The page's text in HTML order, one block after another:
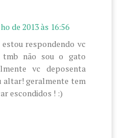
de 2013 às 16:56
respondendo vc
não sou o gato
vc deposenta
altar! geralmente tem
escondidos ! :)